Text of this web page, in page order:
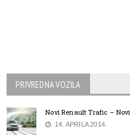
PRIVREDNA VOZILA
Novi Renault Trafic –
14. APRILA 2014.